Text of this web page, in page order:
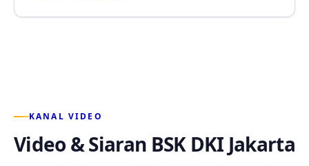
KANAL VIDEO
Video & Siaran BSK DKI Jakarta